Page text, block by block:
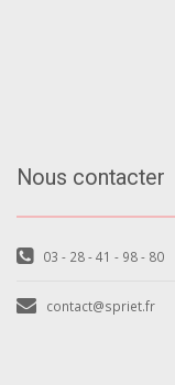
Nous contacter
03 - 28 - 41 - 98 - 80
contact@spriet.fr